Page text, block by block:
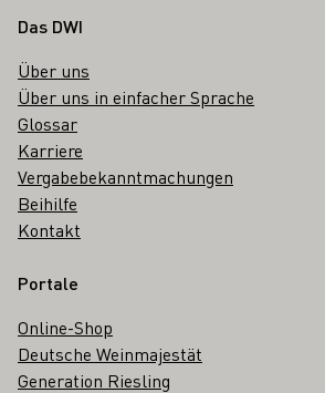
Fußbereich
Das DWI
Über uns
Über uns in einfacher Sprache
Glossar
Karriere
Vergabebekanntmachungen
Beihilfe
Kontakt
Portale
Online-Shop
Deutsche Weinmajestät
Generation Riesling